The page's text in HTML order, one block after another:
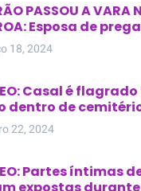
PASSOU A VARA
Esposa de
descobre
extra-
18, 2024
Casal é
dentro de
de túmulo no
22, 2024
Partes íntimas